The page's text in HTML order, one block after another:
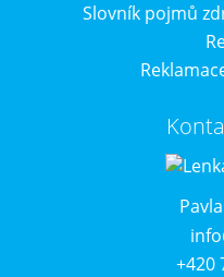
Slovník pojmů
+420